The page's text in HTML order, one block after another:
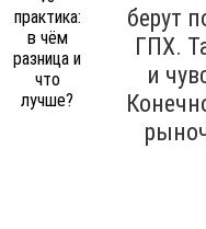
берут
ГПХ.
и